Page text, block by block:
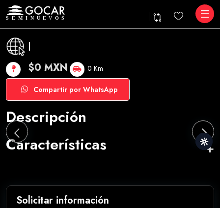
|
$0 MXN 0 Km
Compartir por WhatsApp
Descripción
Características
Solicitar información